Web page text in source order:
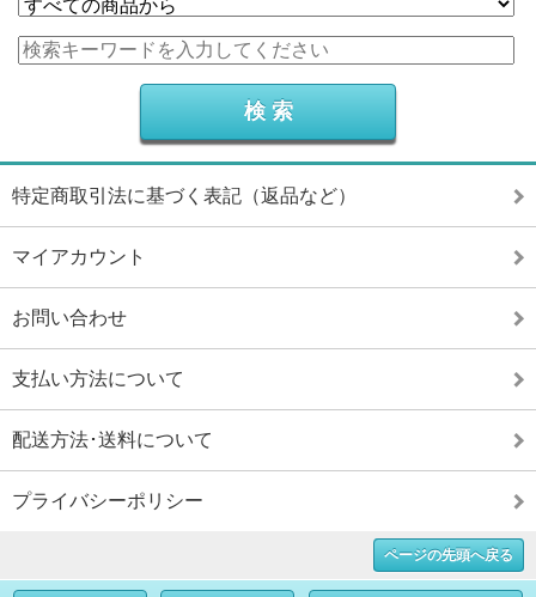
特定商取引法に基づく表記（返品など）
マイアカウント
お問い合わせ
支払い方法について
配送方法･送料について
プライバシーポリシー
ページの先頭へ戻る